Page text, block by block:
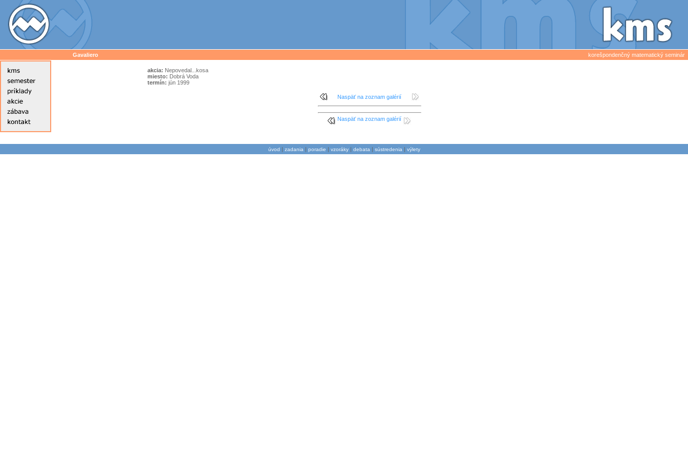
Gavaliero korešpondenčný matematický seminár
akcia: Nepovedal...kosa
miesto: Dobrá Voda
termín: jún 1999
Naspäť na zoznam galérií
Naspäť na zoznam galérií
úvod | zadania | poradie | vzoráky| debata | sústredenia | výlety